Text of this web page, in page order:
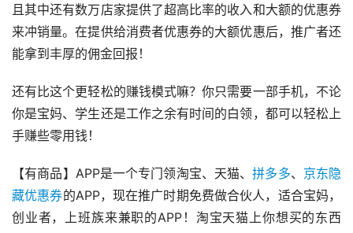
且其中还有数万店家提供了超高比率的收入和大额的优惠券
来冲销量。在提供给消费者优惠券的大额优惠后，推广者还
能拿到丰厚的佣金回报！
还有比这个更轻松的赚钱模式嘛？你只需要一部手机，不论
你是宝妈、学生还是工作之余有时间的白领，都可以轻松上
手赚些零用钱！
【有商品】APP是一个专门领淘宝、天猫、拼多多、 京东隐
藏优惠券的APP，现在推广时期免费做合伙人，适合宝妈，
创业者，上班族来兼职的APP！淘宝天猫上你想买的东西